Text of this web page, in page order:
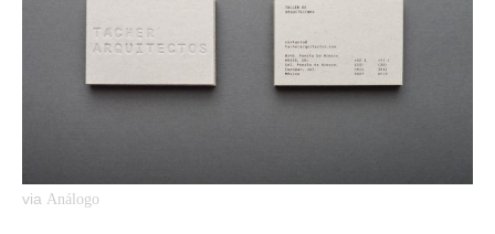
via Análogo